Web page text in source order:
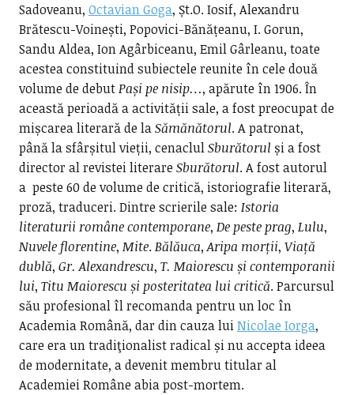
Sadoveanu, Octavian Goga, Șt.O. Iosif, Alexandru
Brătescu-Voinești, Popovici-Bănățeanu, I. Gorun,
Sandu Aldea, Ion Agârbiceanu, Emil Gârleanu, toate
acestea constituind subiectele reunite în cele două
volume de debutPași pe nisip…, apărute în 1906. În
această perioadă a activității sale, a fost preocupat de
mișcarea literară de laSămănătorul. A patronat,
până la sfârșitul vieții, cenaclulSburătorul și a fost
director al revistei literareSburătorul. A fost autorul
a peste 60 de volume de critică, istoriografie literară,
proză, traduceri. Dintre scrierile sale: Istoria
literaturii române contemporane, De peste prag, Lulu,
Nuvele florentine, Mite.Bălăuca,Aripa morții, Viață
dublă, Gr. Alexandrescu, T. Maiorescu și contemporanii
lui, Titu Maiorescu și posteritatea lui critică. Parcursul
său profesional îl recomanda pentru un loc în
Academia Română, dar din cauza luiNicolae Iorga,
care era un tradiţionalist radical și nu accepta ideea
de modernitate, a devenit membru titular al
Academiei Române abia post-mortem.